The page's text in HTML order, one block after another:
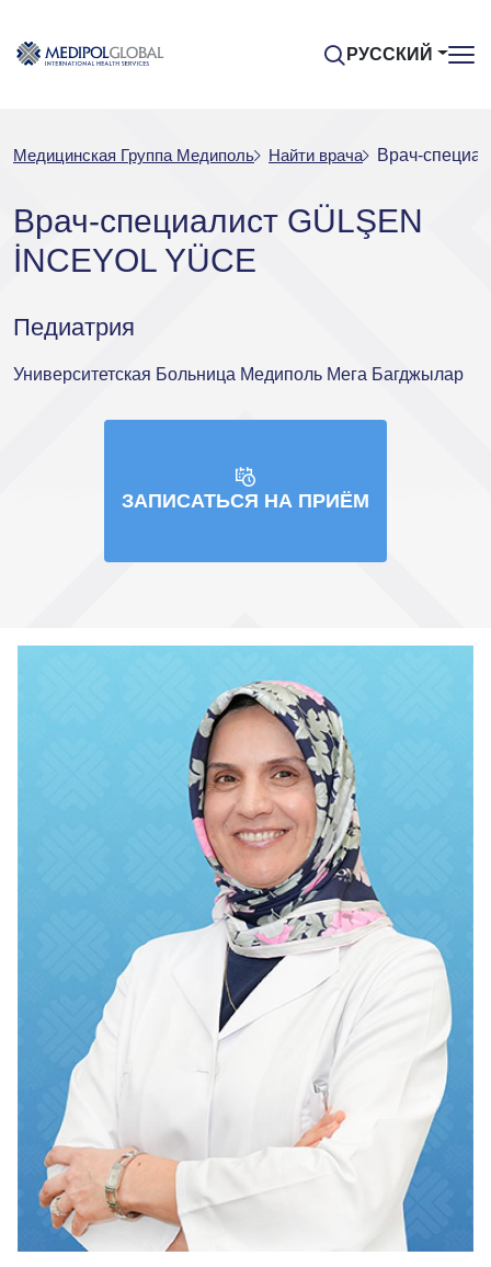
РУССКИЙ
Медицинская Группа Медиполь Найти врача Врач-
Врач-специалист GÜLŞEN
İNCEYOL YÜCE
Педиатрия
Университетская Больница Медиполь Мега Багджылар
ЗАПИСАТЬСЯ НА ПРИЁМ